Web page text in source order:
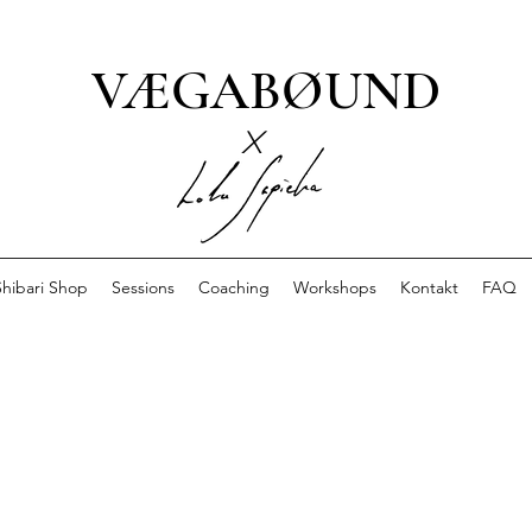
VÆGABØUND
x
Shop Sessions Coaching Workshops Kontakt FAQ